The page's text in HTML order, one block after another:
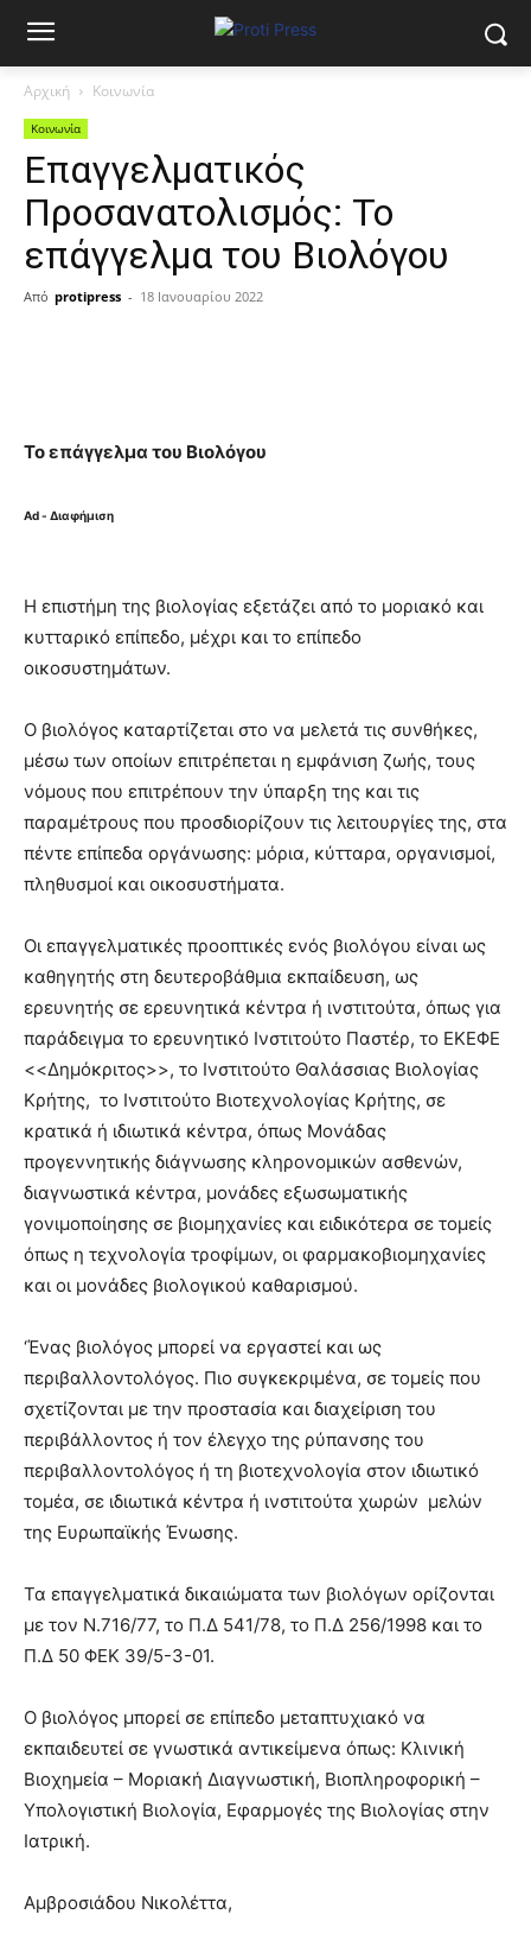
Αρχική Κοινωνία
Κοινωνία
Eπαγγελματικός
Προσανατολισμός: Το
επάγγελμα του Βιολόγου
Από protipress - 18 Ιανουαρίου 2022
Το επάγγελμα του Βιολόγου
Ad - Διαφήμιση
Η επιστήμη της βιολογίας εξετάζει από το μοριακό και
κυτταρικό επίπεδο, μέχρι και το επίπεδο
οικοσυστημάτων.
Ο βιολόγος καταρτίζεται στο να μελετά τις συνθήκες,
μέσω των οποίων επιτρέπεται η εμφάνιση ζωής, τους
νόμους που επιτρέπουν την ύπαρξη της και τις
παραμέτρους που προσδιορίζουν τις λειτουργίες της, στα
πέντε επίπεδα οργάνωσης: μόρια, κύτταρα, οργανισμοί,
πληθυσμοί και οικοσυστήματα.
Οι επαγγελματικές προοπτικές ενός βιολόγου είναι ως
καθηγητής στη δευτεροβάθμια εκπαίδευση, ως
ερευνητής σε ερευνητικά κέντρα ή ινστιτούτα, όπως για
παράδειγμα το ερευνητικό Ινστιτούτο Παστέρ, το ΕΚΕΦΕ
<<Δημόκριτος>>, το Ινστιτούτο Θαλάσσιας Βιολογίας
Κρήτης, το Ινστιτούτο Βιοτεχνολογίας Κρήτης, σε
κρατικά ή ιδιωτικά κέντρα, όπως Μονάδας
προγεννητικής διάγνωσης κληρονομικών ασθενών,
διαγνωστικά κέντρα, μονάδες εξωσωματικής
γονιμοποίησης σε βιομηχανίες και ειδικότερα σε τομείς
όπως η τεχνολογία τροφίμων, οι φαρμακοβιομηχανίες
και οι μονάδες βιολογικού καθαρισμού.
‘Ένας βιολόγος μπορεί να εργαστεί και ως
περιβαλλοντολόγος. Πιο συγκεκριμένα, σε τομείς που
σχετίζονται με την προστασία και διαχείριση του
περιβάλλοντος ή τον έλεγχο της ρύπανσης του
περιβαλλοντολόγος ή τη βιοτεχνολογία στον ιδιωτικό
τομέα, σε ιδιωτικά κέντρα ή ινστιτούτα χωρών μελών
της Ευρωπαϊκής Ένωσης.
Τα επαγγελματικά δικαιώματα των βιολόγων ορίζονται
με τον Ν.716/77, το Π.Δ 541/78, το Π.Δ 256/1998 και το
Π.Δ 50 ΦΕΚ 39/5-3-01.
O βιολόγος μπορεί σε επίπεδο μεταπτυχιακό να
εκπαιδευτεί σε γνωστικά αντικείμενα όπως: Κλινική
Βιοχημεία – Μοριακή Διαγνωστική, Βιοπληροφορική –
Υπολογιστική Βιολογία, Εφαρμογές της Βιολογίας στην
Ιατρική.
Αμβροσιάδου Νικολέττα,